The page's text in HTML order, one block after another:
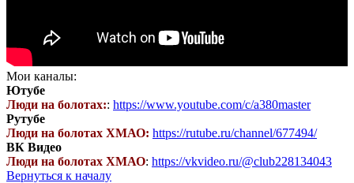
Мои каналы:
Ютубе
Люди на болотах:: https://www.youtube.com/c/a380master
Рутубе
Люди на болотах ХМАО: https://rutube.ru/channel/677494/
ВК Видео
Люди на болотах ХМАО: https://vkvideo.ru/@club228134043
Вернуться к началу